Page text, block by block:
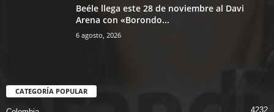
Beéle llega este 28 de noviembre al Davi
Arena con «Borondo...
6 agosto, 2026
CATEGORÍA POPULAR
4232